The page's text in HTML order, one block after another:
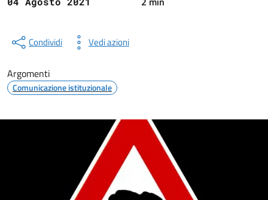
Condividi Vedi azioni
Argomenti
Comunicazione istituzionale